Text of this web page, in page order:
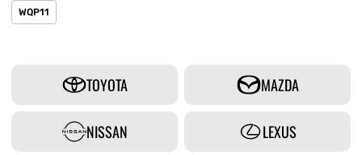
WQP11
TOYOTA MAZDA
NISSAN LEXUS